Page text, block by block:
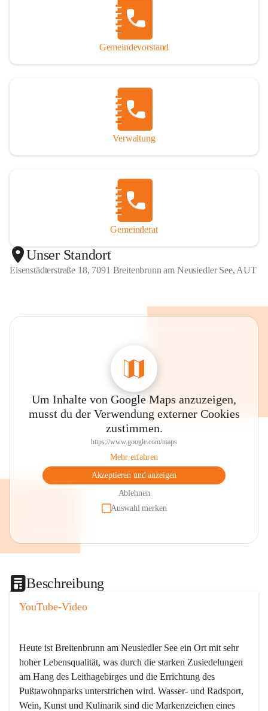
Gemeindevorstand
Verwaltung
Gemeinderat
Unser Standort
Eisenstädterstraße 18, 7091 Breitenbrunn am Neusiedler See, AUT
Um Inhalte von Google Maps anzuzeigen,
musst du der Verwendung externer Cookies
zustimmen.
https://www.google.com/maps
Mehr erfahren
Akzeptieren und anzeigen
Ablehnen
Auswahl merken
Beschreibung
YouTube-Video
Heute ist Breitenbrunn am Neusiedler See ein Ort mit sehr
hoher Lebensqualität, was durch die starken Zusiedelungen
am Hang des Leithagebirges und die Errichtung des
Pußtawohnparks unterstrichen wird. Wasser- und Radsport,
Wein, Kunst und Kulinarik sind die Markenzeichen eines